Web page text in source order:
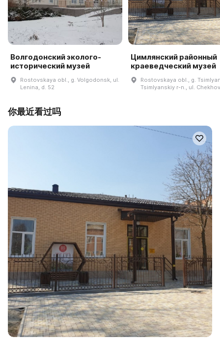
Волгодонский эколого-
исторический музей
Rostovskaya obl., g. Volgodonsk, ul.
Lenina, d. 52
Цимлянский районный
краеведческий музей
Rostovskaya obl., g.
Tsimlyanskiy r-n., ul.
你最近看过吗